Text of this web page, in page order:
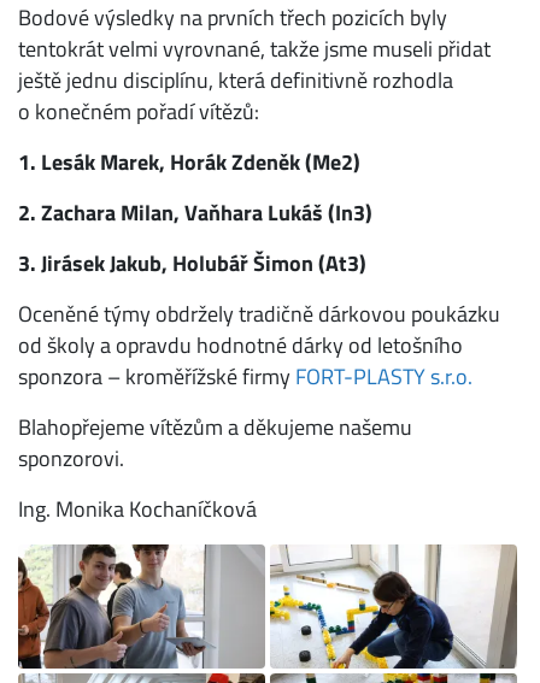
Bodové výsledky na prvních třech pozicích byly
tentokrát velmi vyrovnané, takže jsme museli přidat
ještě jednu disciplínu, která definitivně rozhodla
o konečném pořadí vítězů:
1. Lesák Marek, Horák Zdeněk (Me2)
2. Zachara Milan, Vaňhara Lukáš (In3)
3. Jirásek Jakub, Holubář Šimon (At3)
Oceněné týmy obdržely tradičně dárkovou poukázku
od školy a opravdu hodnotné dárky od letošního
sponzora – kroměřížské firmyFORT-PLASTY s.r.o.
Blahopřejeme vítězům a děkujeme našemu
sponzorovi.
Ing. Monika Kochaníčková